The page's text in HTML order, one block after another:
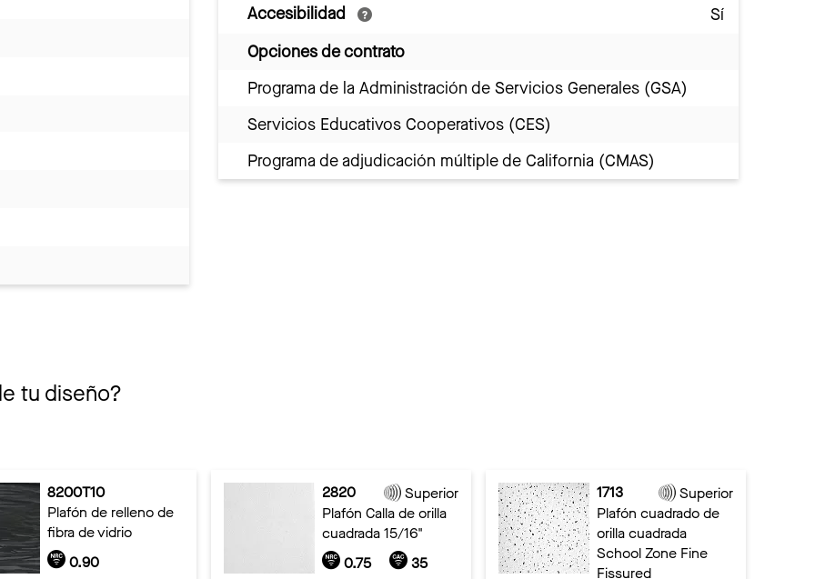
Accesibilidad
Sí
Opciones de contrato
Programa de la Administración de Servicios Generales (GSA)
Servicios Educativos Cooperativos (CES)
Programa de adjudicación múltiple de California (CMAS)
tu diseño?
8200T10
Plafón de relleno de
fibra de vidrio
0.90
2820
Superior
Plafón Calla de orilla
cuadrada 15/16"
0.75
35
1713
Superior
Plafón cuadrado de
orilla cuadrada
School Zone Fine
Fissured